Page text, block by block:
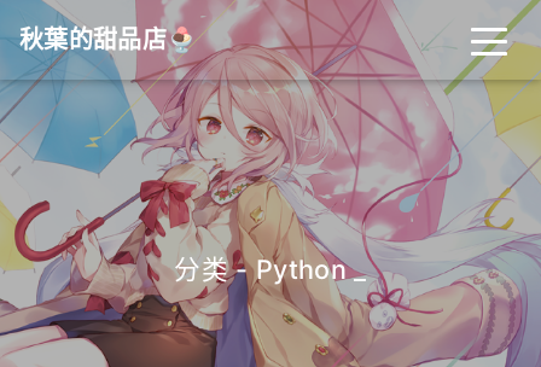
秋葉的甜品店🍨
分类 - Python_